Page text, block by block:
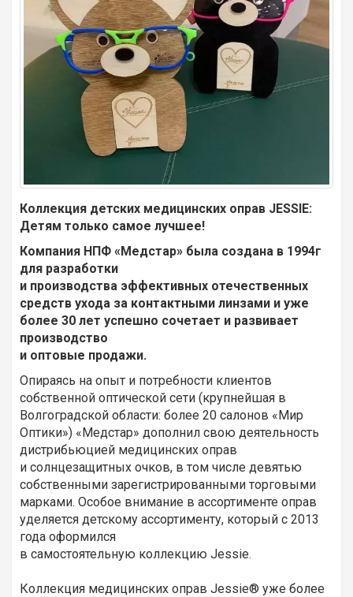
Коллекция детских медицинских оправ JESSIE:
Детям только самое лучшее!
Компания НПФ «Медстар» была создана в 1994г
для разработки
и производства эффективных отечественных
средств ухода за контактными линзами и уже
более 30 лет успешно сочетает и развивает
производство
и оптовые продажи.
Опираясь на опыт и потребности клиентов
собственной оптической сети (крупнейшая в
Волгоградской области: более 20 салонов «Мир
Оптики») «Медстар» дополнил свою деятельность
дистрибьюцией медицинских оправ
и солнцезащитных очков, в том числе девятью
собственными зарегистрированными торговыми
марками. Особое внимание в ассортименте оправ
уделяется детскому ассортименту, который с 2013
года оформился
в самостоятельную коллекцию Jessie.
Коллекция медицинских оправ Jessie® уже более